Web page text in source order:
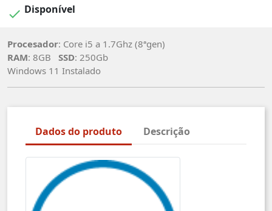
 Disponível
Procesador: Core i5 a 1.7Ghz (8ªgen)
RAM: 8GB SSD: 250Gb
Windows 11 Instalado
Dados do produto Descrição